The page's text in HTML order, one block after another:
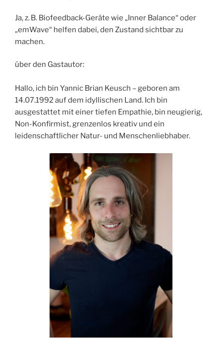
Ja, z. B. Biofeedback-Geräte wie „Inner Balance“ oder
„emWave“ helfen dabei, den Zustand sichtbar zu
machen.
über den Gastautor:
Hallo, ich bin Yannic Brian Keusch – geboren am
14.07.1992 auf dem idyllischen Land. Ich bin
ausgestattet mit einer tiefen Empathie, bin neugierig,
Non-Konfirmist, grenzenlos kreativ und ein
leidenschaftlicher Natur- und Menschenliebhaber.